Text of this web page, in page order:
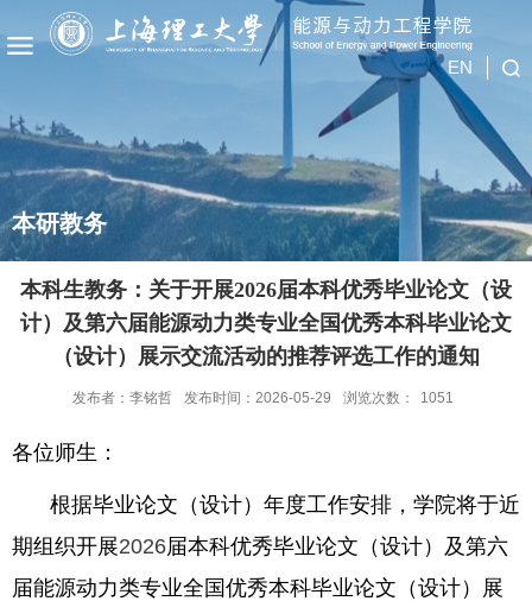
EN
本研教务
本科生教务：关于开展2026届本科优秀毕业论文（设
计）及第六届能源动力类专业全国优秀本科毕业论文
（设计）展示交流活动的推荐评选工作的通知
发布者：李铭哲 发布时间：2026-05-29 浏览次数： 1051
各位师生：
根据毕业论文（设计）年度工作安排，学院将于近
期组织开展2026届本科优秀毕业论文（设计） 及第六
届能源动力类专业全国优秀本科毕业论文（设计）展